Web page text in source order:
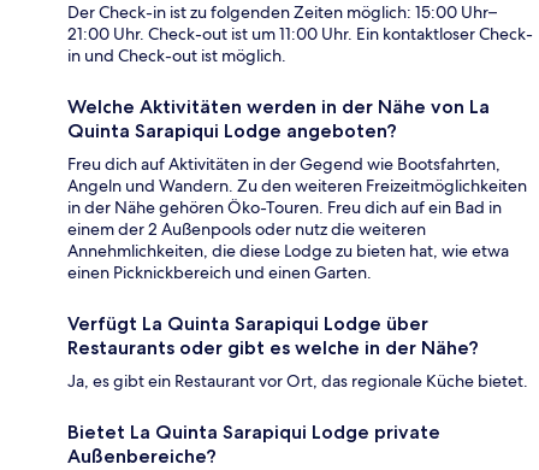
Der Check-in ist zu folgenden Zeiten möglich: 15:00 Uhr–
21:00 Uhr. Check-out ist um 11:00 Uhr. Ein kontaktloser Check-
in und Check-out ist möglich.
Welche Aktivitäten werden in der Nähe von La
Quinta Sarapiqui Lodge angeboten?
Freu dich auf Aktivitäten in der Gegend wie Bootsfahrten,
Angeln und Wandern. Zu den weiteren Freizeitmöglichkeiten
in der Nähe gehören Öko-Touren. Freu dich auf ein Bad in
einem der 2 Außenpools oder nutz die weiteren
Annehmlichkeiten, die diese Lodge zu bieten hat, wie etwa
einen Picknickbereich und einen Garten.
Verfügt La Quinta Sarapiqui Lodge über
Restaurants oder gibt es welche in der Nähe?
Ja, es gibt ein Restaurant vor Ort, das regionale Küche bietet.
Bietet La Quinta Sarapiqui Lodge private
Außenbereiche?